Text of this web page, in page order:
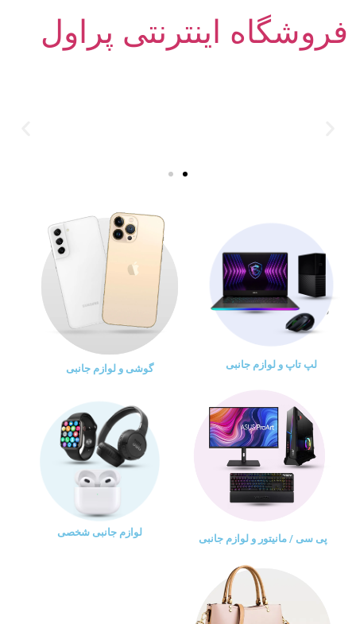
فروشگاه اینترنتی پراول
لپ تاپ و لوازم جانبی گوشی و لوازم جانبی
پی سی / مانیتور و لوازم جانبی
لوازم جانبی شخصی